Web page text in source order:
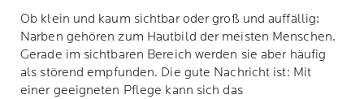
Ob klein und kaum sichtbar oder groß und auffällig:
Narben gehören zum Hautbild der meisten Menschen.
Gerade im sichtbaren Bereich werden sie aber häufig
als störend empfunden. Die gute Nachricht ist: Mit
einer geeigneten Pflege kann sich das